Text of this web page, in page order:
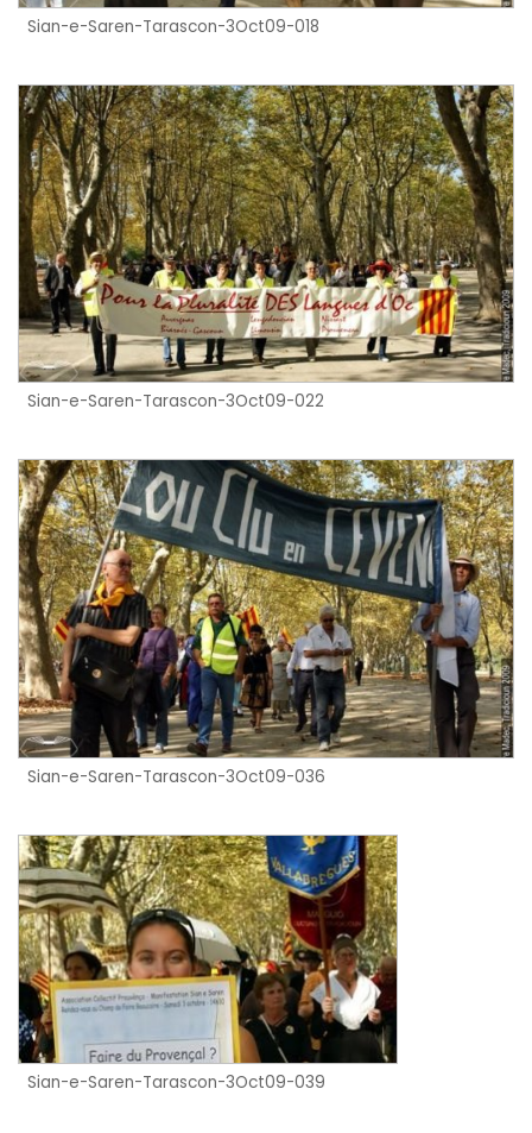
Sian-e-Saren-Tarascon-3Oct09-018
Sian-e-Saren-Tarascon-3Oct09-022
Sian-e-Saren-Tarascon-3Oct09-036
Sian-e-Saren-Tarascon-3Oct09-039